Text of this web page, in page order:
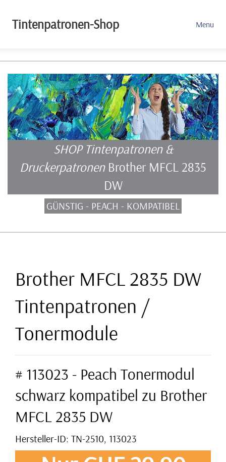
Tintenpatronen-Shop Menu
SHOP Tintenpatronen &
Druckerpatronen Brother MFCL 2835
DW
GÜNSTIG - PEACH - KOMPATIBEL
Brother MFCL 2835 DW
Tintenpatronen /
Tonermodule
# 113023 - Peach Tonermodul
schwarz kompatibel zu Brother
MFCL 2835 DW
Hersteller-ID: TN-2510, 113023